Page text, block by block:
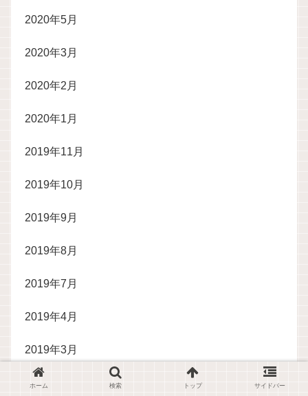
2020年5月
2020年3月
2020年2月
2020年1月
2019年11月
2019年10月
2019年9月
2019年8月
2019年7月
2019年4月
2019年3月
2019年1月
ホーム 検索 トップ サイドバー